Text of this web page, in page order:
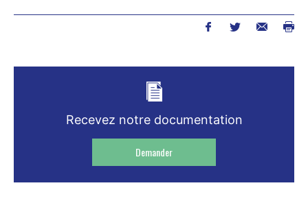
Recevez notre documentation
Demander